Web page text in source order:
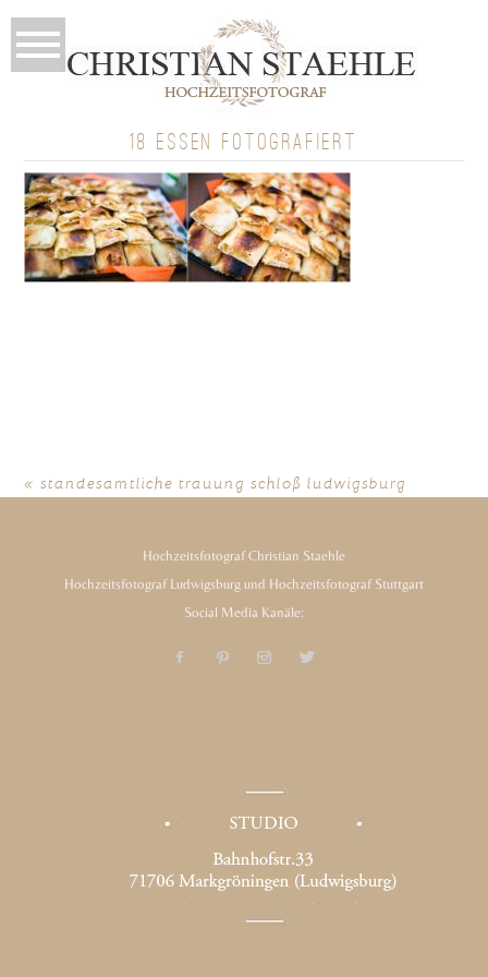
18 ESSEN FOTOGRAFIERT
« standesamtliche trauung schloß ludwigsburg
Hochzeitsfotograf Christian Staehle
Hochzeitsfotograf Ludwigsburg und Hochzeitsfotograf Stuttgart
Social Media Kanäle: